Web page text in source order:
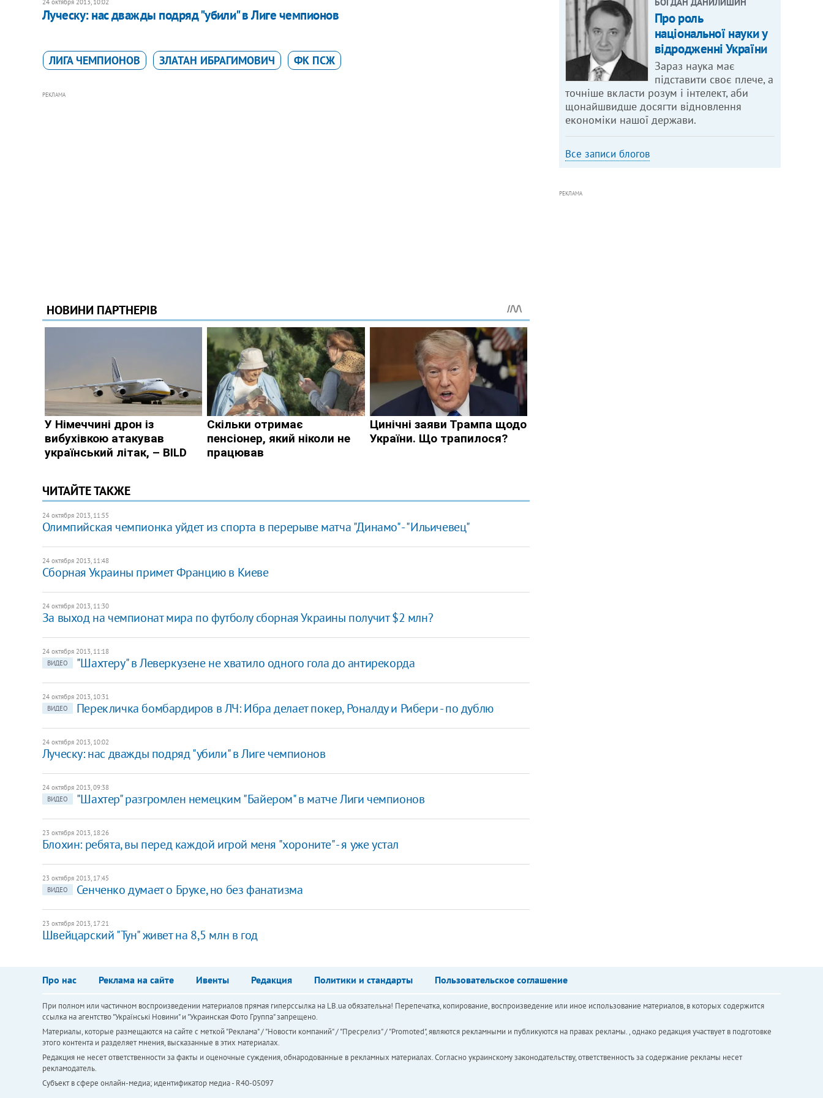
Луческу: нас дважды подряд "убили" в Лиге чемпионов
ЛИГА ЧЕМПИОНОВ ЗЛАТАН ИБРАГИМОВИЧ ФК ПСЖ
РЕКЛАМА
ЧИТАЙТЕ ТАКЖЕ
24 октября 2013, 11:55
Олимпийская чемпионка уйдет из спорта в перерыве матча "Динамо" - "Ильичевец"
24 октября 2013, 11:48
Сборная Украины примет Францию в Киеве
24 октября 2013, 11:30
За выход на чемпионат мира по футболу сборная Украины получит $2 млн?
24 октября 2013, 11:18
ВИДЕО
"Шахтеру" в Леверкузене не хватило одного гола до антирекорда
24 октября 2013, 10:31
ВИДЕО
Перекличка бомбардиров в ЛЧ: Ибра делает покер, Роналду и Рибери - по дублю
24 октября 2013, 10:02
Луческу: нас дважды подряд "убили" в Лиге чемпионов
24 октября 2013, 09:38
ВИДЕО
"Шахтер" разгромлен немецким "Байером" в матче Лиги чемпионов
23 октября 2013, 18:26
Блохин: ребята, вы перед каждой игрой меня "хороните" - я уже устал
23 октября 2013, 17:45
ВИДЕО
Сенченко думает о Бруке, но без фанатизма
23 октября 2013, 17:21
Швейцарский "Тун" живет на 8,5 млн в год
БОГДАН ДАНИЛИШИН
Про роль
національної науки у
відродженні України
Зараз наука має
підставити своє плече, а
точніше вкласти розум і інтелект, аби
щонайшвидше досягти відновлення
економіки нашої держави.
Все записи блогов
РЕКЛАМА
Про нас Реклама на сайте Ивенты Редакция Политики и стандарты Пользовательское соглашение
При полном или частичном воспроизведении материалов прямая гиперссылка на LB.ua обязательна! Перепечатка, копирование, воспроизведение или иное использование материалов, в которых содержится
ссылка на агентство "Українськi Новини" и "Украинская Фото Группа" запрещено.
Материалы, которые размещаются на сайте с меткой "Реклама" / "Новости компаний" / "Пресрелиз" / "Promoted", являются рекламными и публикуются на правах рекламы. , однако редакция участвует в подготовке
этого контента и разделяет мнения, высказанные в этих материалах.
Редакция не несет ответственности за факты и оценочные суждения, обнародованные в рекламных материалах. Согласно украинскому законодательству, ответственность за содержание рекламы несет
рекламодатель.
Субъект в сфере онлайн-медиа; идентификатор медиа - R40-05097